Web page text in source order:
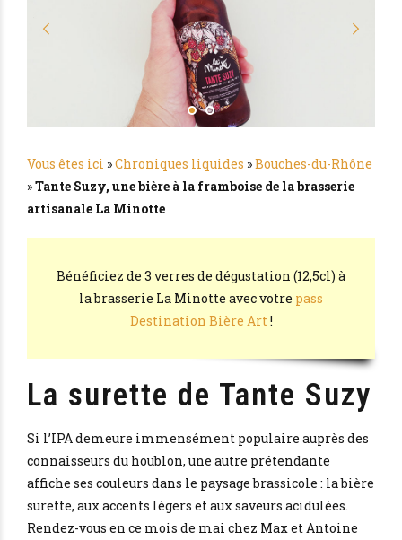
Vous êtes ici »Chroniques liquides »Bouches-du-Rhône
»Tante Suzy, une bière à la framboise de la brasserie
artisanale La Minotte
Bénéficiez de 3 verres de dégustation (12,5cl) à
la brasserie La Minotte avec votre pass
Destination Bière Art!
La surette de Tante Suzy
Si l’IPA demeure immensément populaire auprès des
connaisseurs du houblon, une autre prétendante
affiche ses couleurs dans le paysage brassicole : la bière
surette, aux accents légers et aux saveurs acidulées.
Rendez-vous en ce mois de mai chez Max et Antoine